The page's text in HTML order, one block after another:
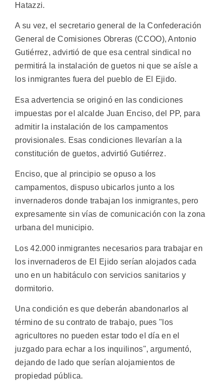
Hatazzi.
A su vez, el secretario general de la Confederación
General de Comisiones Obreras (CCOO), Antonio
Gutiérrez, advirtió de que esa central sindical no
permitirá la instalación de guetos ni que se aísle a
los inmigrantes fuera del pueblo de El Ejido.
Esa advertencia se originó en las condiciones
impuestas por el alcalde Juan Enciso, del PP, para
admitir la instalación de los campamentos
provisionales. Esas condiciones llevarían a la
constitución de guetos, advirtió Gutiérrez.
Enciso, que al principio se opuso a los
campamentos, dispuso ubicarlos junto a los
invernaderos donde trabajan los inmigrantes, pero
expresamente sin vías de comunicación con la zona
urbana del municipio.
Los 42.000 inmigrantes necesarios para trabajar en
los invernaderos de El Ejido serían alojados cada
uno en un habitáculo con servicios sanitarios y
dormitorio.
Una condición es que deberán abandonarlos al
término de su contrato de trabajo, pues "los
agricultores no pueden estar todo el día en el
juzgado para echar a los inquilinos", argumentó,
dejando de lado que serían alojamientos de
propiedad pública.